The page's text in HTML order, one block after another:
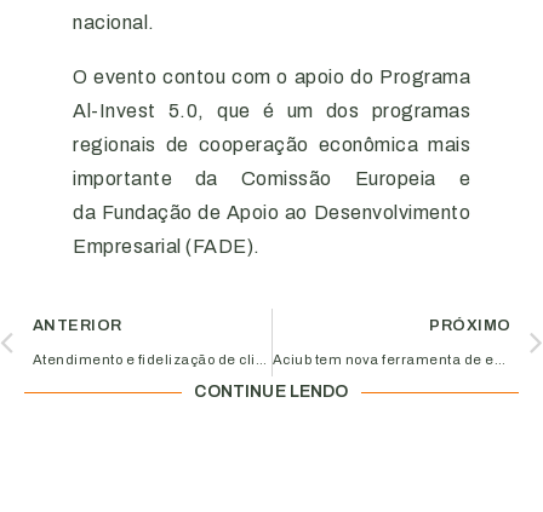
nacional.
O evento contou com o apoio do Programa
Al-Invest 5.0, que é um dos programas
regionais de cooperação econômica mais
importante da Comissão Europeia e
da Fundação de Apoio ao Desenvolvimento
Empresarial (FADE).
ANTERIOR PRÓXIMO
CONTINUE LENDO